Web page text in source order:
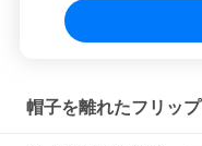
帽子を離れたフリップ